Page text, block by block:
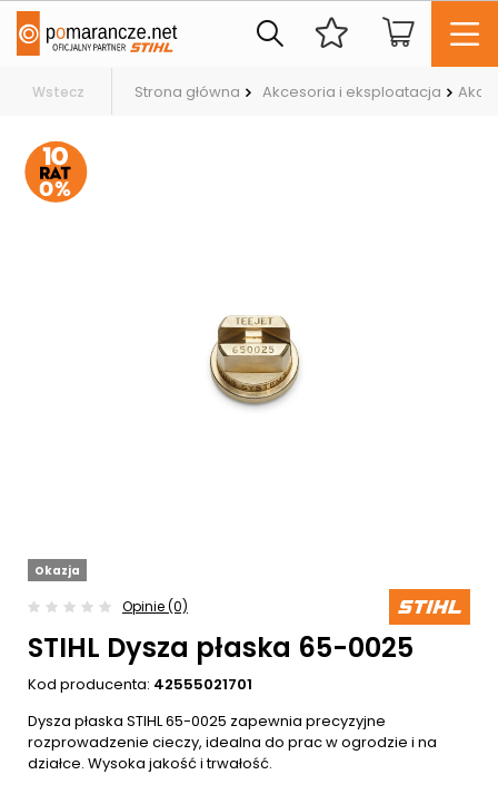
Wstecz Strona główna Akcesoria i eksploatacja
Okazja
Opinie (0)
STIHL Dysza płaska 65-0025
Kod producenta: 42555021701
Dysza płaska STIHL 65-0025 zapewnia precyzyjne
rozprowadzenie cieczy, idealna do prac w ogrodzie i na
działce. Wysoka jakość i trwałość.